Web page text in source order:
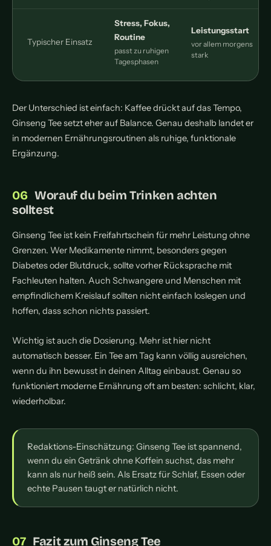
Typischer Einsatz
Stress, Fokus,
Routine
passt zu ruhigen
Tagesphasen
Leistungsstart
vor allem morgens
stark
Der Unterschied ist einfach: Kaffee drückt auf das Tempo,
Ginseng Tee setzt eher auf Balance. Genau deshalb landet er
in modernen Ernährungsroutinen als ruhige, funktionale
Ergänzung.
Worauf du beim Trinken achten
solltest
Ginseng Tee ist kein Freifahrtschein für mehr Leistung ohne
Grenzen. Wer Medikamente nimmt, besonders gegen
Diabetes oder Blutdruck, sollte vorher Rücksprache mit
Fachleuten halten. Auch Schwangere und Menschen mit
empfindlichem Kreislauf sollten nicht einfach loslegen und
hoffen, dass schon nichts passiert.
Wichtig ist auch die Dosierung. Mehr ist hier nicht
automatisch besser. Ein Tee am Tag kann völlig ausreichen,
wenn du ihn bewusst in deinen Alltag einbaust. Genau so
funktioniert moderne Ernährung oft am besten: schlicht, klar,
wiederholbar.
Redaktions-Einschätzung: Ginseng Tee ist spannend,
wenn du ein Getränk ohne Koffein suchst, das mehr
kann als nur heiß sein. Als Ersatz für Schlaf, Essen oder
echte Pausen taugt er natürlich nicht.
Fazit zum Ginseng Tee